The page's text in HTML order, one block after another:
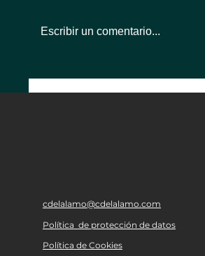
Escribir un comentario...
cdelalamo@cdelalamo.com
Política de protección de datos
Política de Cookies